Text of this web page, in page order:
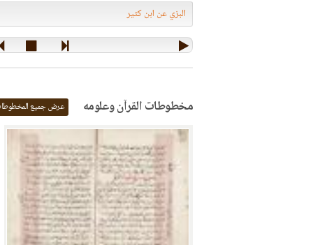
مخطوطات القرآن وعلومه عرض جميع